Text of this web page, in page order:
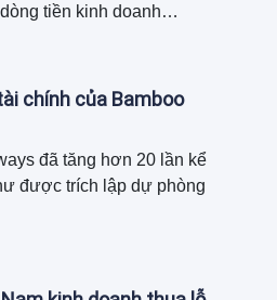
tiền kinh doanh
nợ và giảm hàng tồn kho,
chính của Bamboo
đã tăng hơn 20 lần kể
được trích lập dự phòng